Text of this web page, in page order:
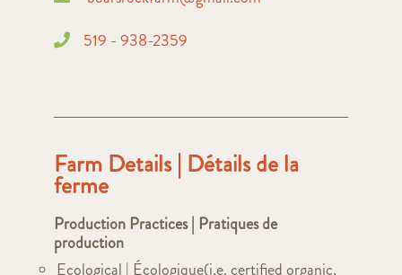
519 - 938-2359
Farm Details | Détails de la
ferme
Production Practices | Pratiques de
production
Ecological | Écologique(i.e. certified organic,